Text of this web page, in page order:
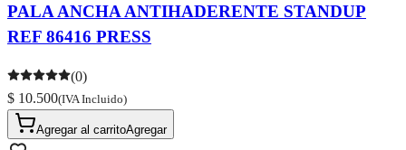
PALA ANCHA ANTIHADERENTE STANDUP
REF 86416 PRESS
(0)
$ 10.500(IVA Incluido)
Agregar al carritoAgregar